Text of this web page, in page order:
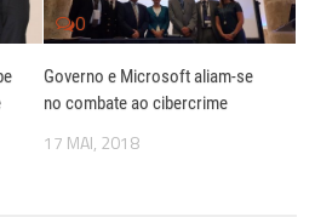
0
Governo e Microsoft aliam-se
no combate ao cibercrime
17 MAI, 2018